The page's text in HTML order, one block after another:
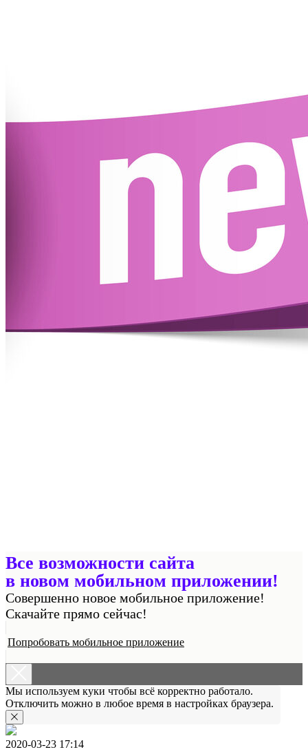
Все возможности сайта
в новом мобильном приложении!
Совершенно новое мобильное приложение!
Скачайте прямо сейчас!
Попробовать мобильное приложение
Мы используем куки чтобы всё корректно работало.
Отключить можно в любое время в настройках браузера.
2020-03-23 17:14